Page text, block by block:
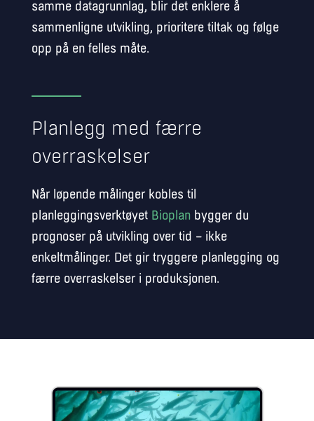
samme datagrunnlag, blir det enklere å
sammenligne utvikling, prioritere tiltak og følge
opp på en felles måte.
Planlegg med færre
overraskelser
Når løpende målinger kobles til
planleggingsverktøyet Bioplanbygger du
prognoser på utvikling over tid – ikke
enkeltmålinger. Det gir tryggere planlegging og
færre overraskelser i produksjonen.